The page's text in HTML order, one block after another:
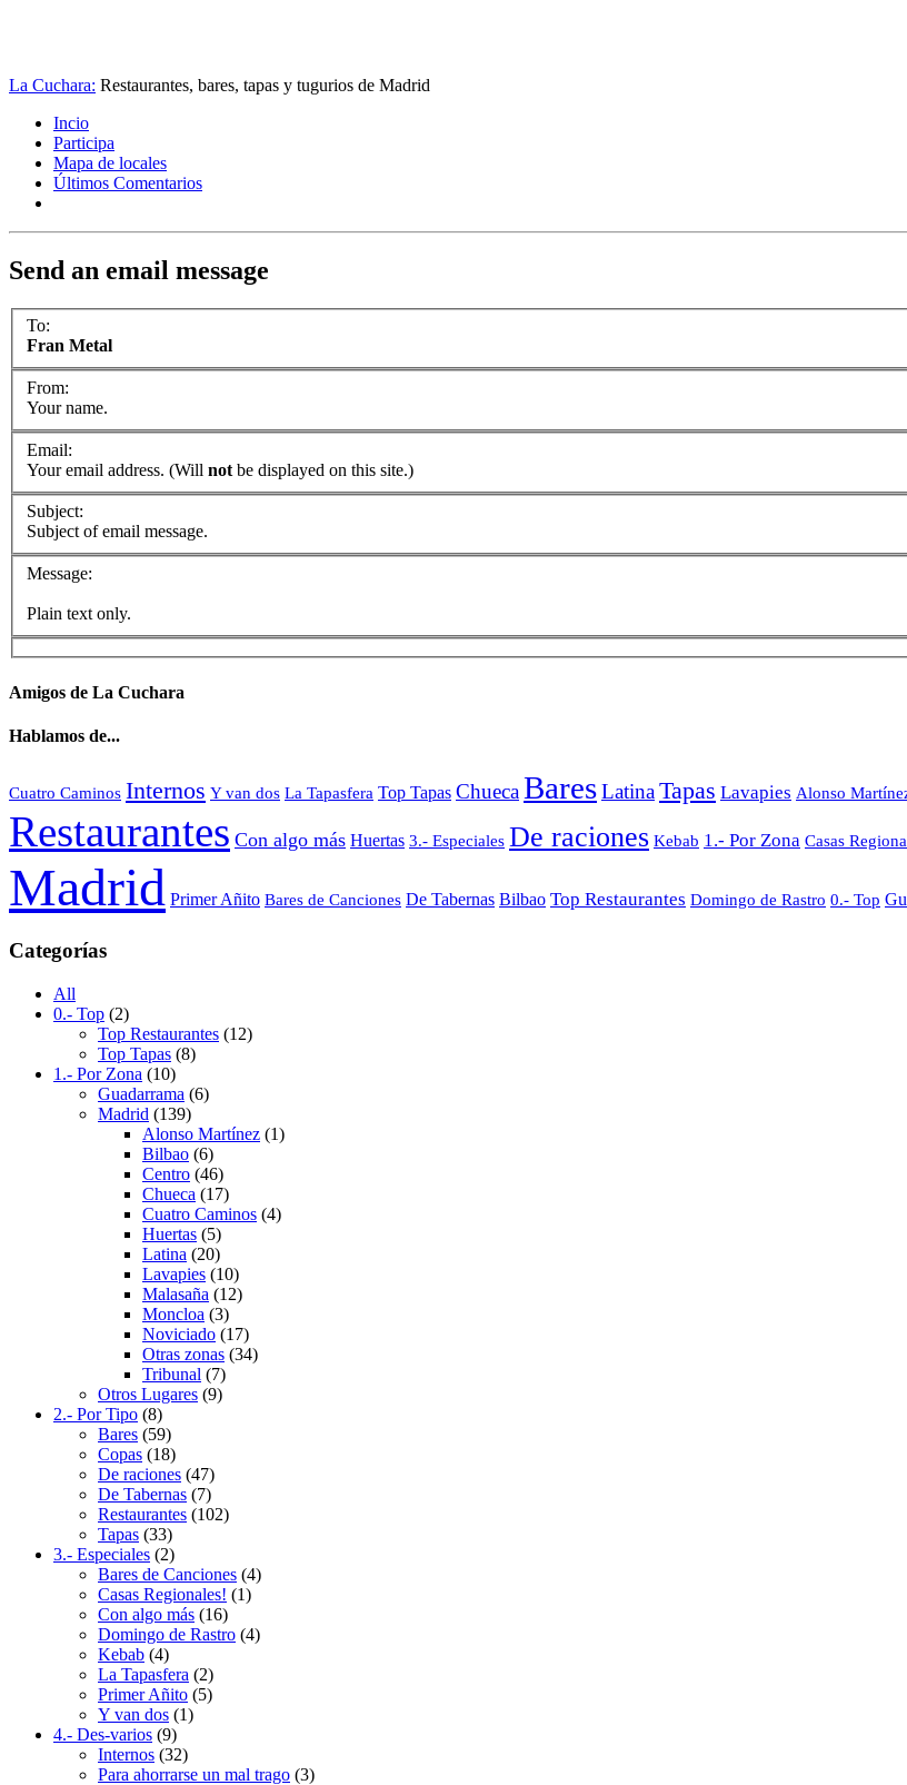
La Cuchara: Restaurantes, bares, tapas y tugurios de Madrid
Incio
Participa
Mapa de locales
Últimos Comentarios
Send an email message
To:
Fran Metal
From:
Your name.
Email:
Your email address. (Will not be displayed on this site.)
Subject:
Subject of email message.
Message:
Plain text only.
Amigos de La Cuchara
Hablamos de...
Cuatro Caminos Internos Y van dos La Tapasfera Top Tapas ChuecaBaresLatinaTapas Lavapies Alonso
Restaurantes Con algo más Huertas 3.- Especiales De raciones Kebab 1.- Por Zona Casas
Madrid Primer Añito Bares de Canciones De Tabernas Bilbao Top Restaurantes Domingo de Rastro 0.- Top
Categorías
All
0.- Top (2)
Top Restaurantes (12)
Top Tapas (8)
1.- Por Zona (10)
Guadarrama (6)
Madrid (139)
Alonso Martínez (1)
Bilbao (6)
Centro (46)
Chueca (17)
Cuatro Caminos (4)
Huertas (5)
Latina (20)
Lavapies (10)
Malasaña (12)
Moncloa (3)
Noviciado (17)
Otras zonas (34)
Tribunal (7)
Otros Lugares (9)
2.- Por Tipo (8)
Bares (59)
Copas (18)
De raciones (47)
De Tabernas (7)
Restaurantes (102)
Tapas (33)
3.- Especiales (2)
Bares de Canciones (4)
Casas Regionales! (1)
Con algo más (16)
Domingo de Rastro (4)
Kebab (4)
La Tapasfera (2)
Primer Añito (5)
Y van dos (1)
4.- Des-varios (9)
Internos (32)
Para ahorrarse un mal trago (3)